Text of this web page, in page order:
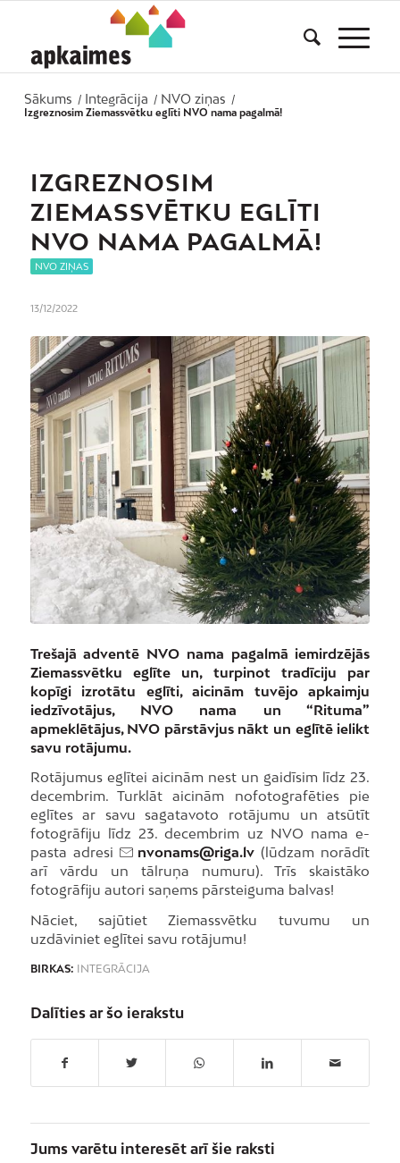
Sākums / Integrācija / NVO ziņas
/
Izgreznosim Ziemassvētku eglīti NVO nama pagalmā!
IZGREZNOSIM
ZIEMASSVĒTKU EGLĪTI
NVO NAMA PAGALMĀ!
NVO ZIŅAS
13/12/2022
Trešajā adventē NVO nama pagalmā iemirdzējās
Ziemassvētku eglīte un, turpinot tradīciju par
kopīgi izrotātu eglīti, aicinām tuvējo apkaimju
iedzīvotājus, NVO nama un “Rituma”
apmeklētājus, NVO pārstāvjus nākt un eglītē ielikt
savu rotājumu.
Rotājumus eglītei aicinām nest un gaidīsim līdz 23.
decembrim. Turklāt aicinām nofotografēties pie
eglītes ar savu sagatavoto rotājumu un atsūtīt
fotogrāfiju līdz 23. decembrim uz NVO nama e-
pasta adresi
nvonams@riga.lv (lūdzam norādīt
arī vārdu un tālruņa numuru). Trīs skaistāko
fotogrāfiju autori saņems pārsteiguma balvas!
Nāciet, sajūtiet Ziemassvētku tuvumu un
uzdāviniet eglītei savu rotājumu!
BIRKAS: INTEGRĀCIJA
Dalīties ar šo ierakstu
Jums varētu interesēt arī šie raksti